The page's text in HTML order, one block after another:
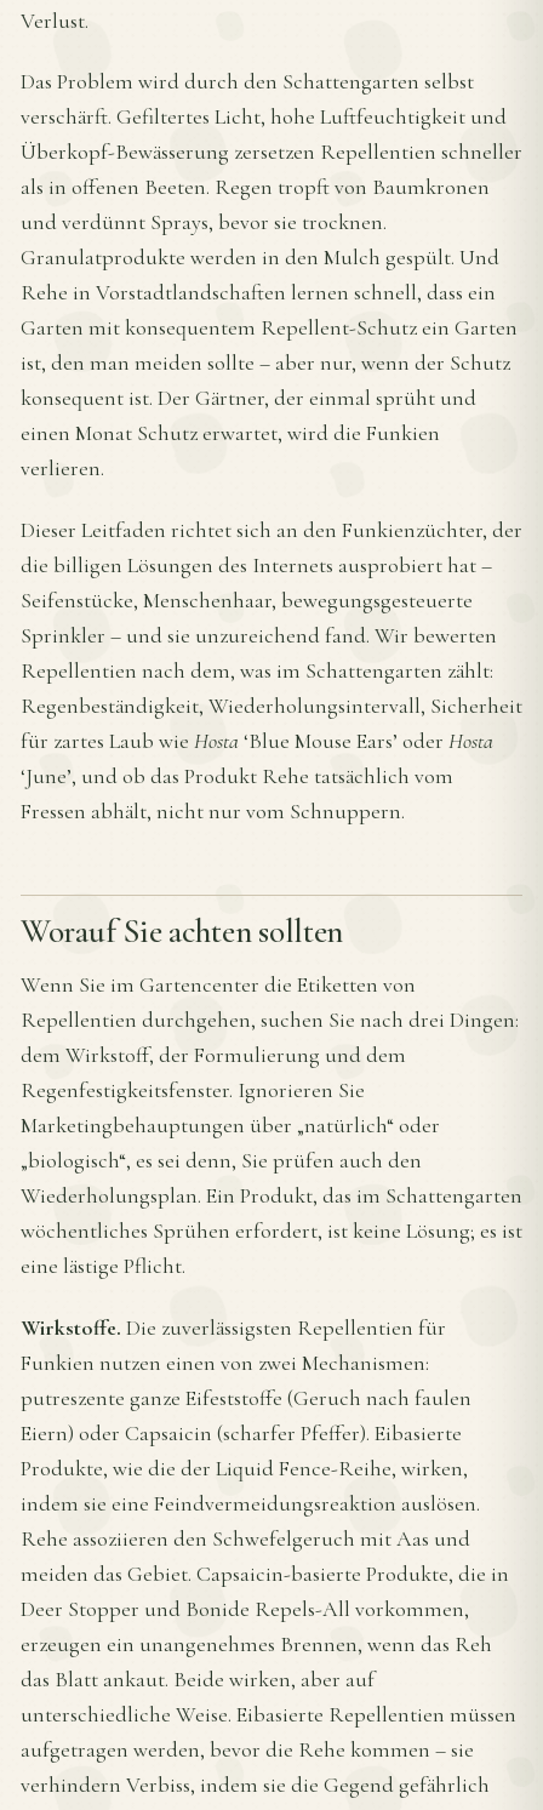
Verlust.
Das Problem wird durch den Schattengarten selbst
verschärft. Gefiltertes Licht, hohe Luftfeuchtigkeit und
Überkopf-Bewässerung zersetzen Repellentien schneller
als in offenen Beeten. Regen tropft von Baumkronen
und verdünnt Sprays, bevor sie trocknen.
Granulatprodukte werden in den Mulch gespült. Und
Rehe in Vorstadtlandschaften lernen schnell, dass ein
Garten mit konsequentem Repellent-Schutz ein Garten
ist, den man meiden sollte – aber nur, wenn der Schutz
konsequent ist. Der Gärtner, der einmal sprüht und
einen Monat Schutz erwartet, wird die Funkien
verlieren.
Dieser Leitfaden richtet sich an den Funkienzüchter, der
die billigen Lösungen des Internets ausprobiert hat –
Seifenstücke, Menschenhaar, bewegungsgesteuerte
Sprinkler – und sie unzureichend fand. Wir bewerten
Repellentien nach dem, was im Schattengarten zählt:
Regenbeständigkeit, Wiederholungsintervall, Sicherheit
für zartes Laub wie Hosta ‘Blue Mouse Ears’ oder Hosta
‘June’, und ob das Produkt Rehe tatsächlich vom
Fressen abhält, nicht nur vom Schnuppern.
Worauf Sie achten sollten
Wenn Sie im Gartencenter die Etiketten von
Repellentien durchgehen, suchen Sie nach drei Dingen:
dem Wirkstoff, der Formulierung und dem
Regenfestigkeitsfenster. Ignorieren Sie
Marketingbehauptungen über „natürlich“ oder
„biologisch“, es sei denn, Sie prüfen auch den
Wiederholungsplan. Ein Produkt, das im Schattengarten
wöchentliches Sprühen erfordert, ist keine Lösung; es ist
eine lästige Pflicht.
Wirkstoffe. Die zuverlässigsten Repellentien für
Funkien nutzen einen von zwei Mechanismen:
putreszente ganze Eifeststoffe (Geruch nach faulen
Eiern) oder Capsaicin (scharfer Pfeffer). Eibasierte
Produkte, wie die der Liquid Fence-Reihe, wirken,
indem sie eine Feindvermeidungsreaktion auslösen.
Rehe assoziieren den Schwefelgeruch mit Aas und
meiden das Gebiet. Capsaicin-basierte Produkte, die in
Deer Stopper und Bonide Repels-All vorkommen,
erzeugen ein unangenehmes Brennen, wenn das Reh
das Blatt ankaut. Beide wirken, aber auf
unterschiedliche Weise. Eibasierte Repellentien müssen
aufgetragen werden, bevor die Rehe kommen – sie
verhindern Verbiss, indem sie die Gegend gefährlich